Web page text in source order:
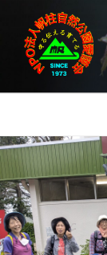
キ
ッ
プ